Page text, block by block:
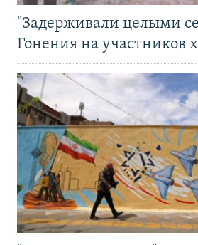
"Задерживали целыми
Гонения на участников